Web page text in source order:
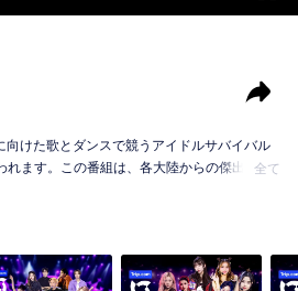
けた歌とダンスで競うアイドルサバイバル
れます。この番組は、各大陸からの傑出した
全て